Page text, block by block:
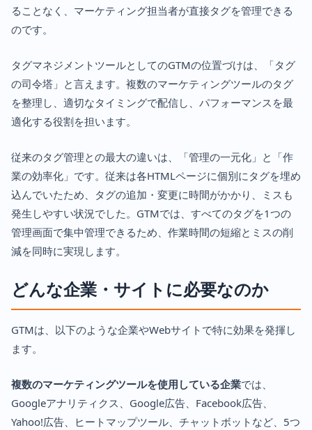
ることなく、マーケティング担当者が直接タグを管理できる
のです。
タグマネジメントツールとしてのGTMの位置づけは、「タグ
の司令塔」と言えます。複数のマーケティングツールのタグ
を整理し、適切なタイミングで配信し、パフォーマンスを最
適化する役割を担います。
従来のタグ管理との最大の違いは、「管理の一元化」と「作
業の効率化」です。従来は各HTMLページに個別にタグを埋め
込んでいたため、タグの追加・変更に時間がかかり、ミスも
発生しやすい状況でした。GTMでは、すべてのタグを1つの
管理画面で集中管理できるため、作業時間の短縮とミスの削
減を同時に実現します。
どんな企業・サイトに必要なのか
GTMは、以下のような企業やWebサイトで特に効果を発揮し
ます。
複数のマーケティングツールを使用している企業では、
Googleアナリティクス、Google広告、Facebook広告、
Yahoo!広告、ヒートマップツール、チャットボットなど、5つ